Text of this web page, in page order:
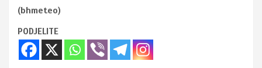
(bhmeteo)
PODJELITE